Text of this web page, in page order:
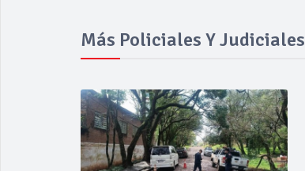
Más Policiales Y Judiciales